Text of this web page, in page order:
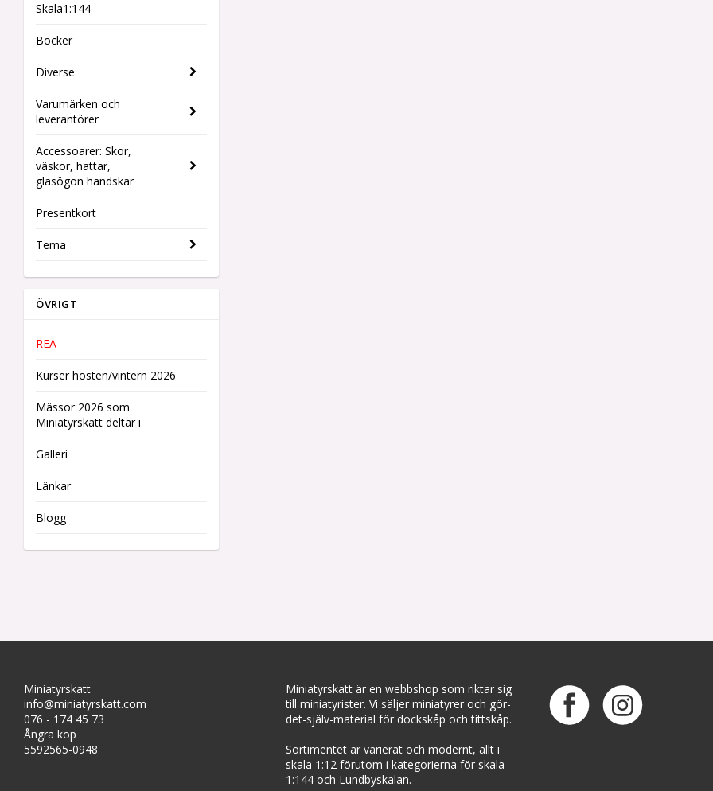
Skala1:144
Böcker
Diverse
Varumärken och
leverantörer
Accessoarer: Skor,
väskor, hattar,
glasögon handskar
Presentkort
Tema
ÖVRIGT
REA
Kurser hösten/vintern 2026
Mässor 2026 som
Miniatyrskatt deltar i
Galleri
Länkar
Blogg
Miniatyrskatt
info@miniatyrskatt.com
076 - 174 45 73
Ångra köp
5592565-0948
Miniatyrskatt är en webbshop som riktar sig
till miniatyrister. Vi säljer miniatyrer och gör-
det-själv-material för dockskåp och tittskåp.
Sortimentet är varierat och modernt, allt i
skala 1:12 förutom i kategorierna för skala
1:144 och Lundbyskalan.